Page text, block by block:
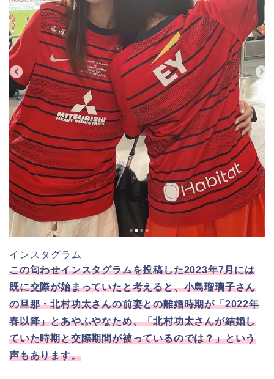
インスタグラム
この匂わせインスタグラムを投稿した2023年7月には
既に交際が始まっていたと考えると、小島瑠璃子さん
の旦那・北村功太さんの前妻との離婚時期が「2022年
春以降」とあやふやなため、「北村功太さんが結婚し
ていた時期と交際期間が被っているのでは？」という
声もあります。